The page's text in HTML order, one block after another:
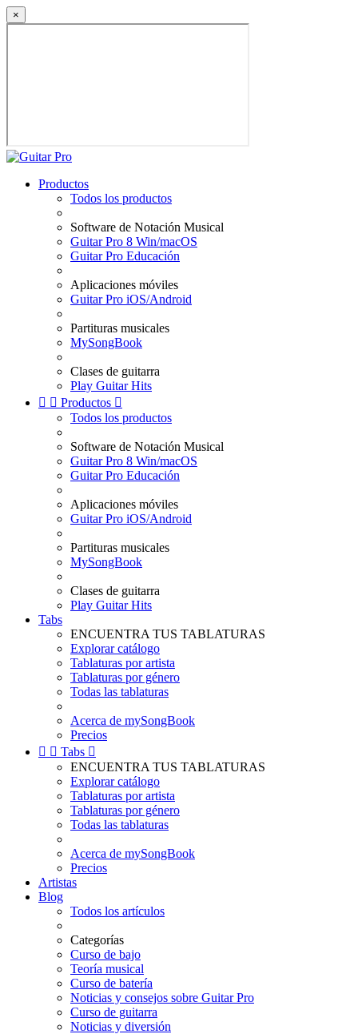
×
Productos
Todos los productos
Software de Notación Musical
Guitar Pro 8 Win/macOS
Guitar Pro Educación
Aplicaciones móviles
Guitar Pro iOS/Android
Partituras musicales
MySongBook
Clases de guitarra
Play Guitar Hits
  Productos 
Todos los productos
Software de Notación Musical
Guitar Pro 8 Win/macOS
Guitar Pro Educación
Aplicaciones móviles
Guitar Pro iOS/Android
Partituras musicales
MySongBook
Clases de guitarra
Play Guitar Hits
Tabs
ENCUENTRA TUS TABLATURAS
Explorar catálogo
Tablaturas por artista
Tablaturas por género
Todas las tablaturas
Acerca de mySongBook
Precios
  Tabs 
ENCUENTRA TUS TABLATURAS
Explorar catálogo
Tablaturas por artista
Tablaturas por género
Todas las tablaturas
Acerca de mySongBook
Precios
Artistas
Blog
Todos los artículos
Categorías
Curso de bajo
Teoría musical
Curso de batería
Noticias y consejos sobre Guitar Pro
Curso de guitarra
Noticias y diversión